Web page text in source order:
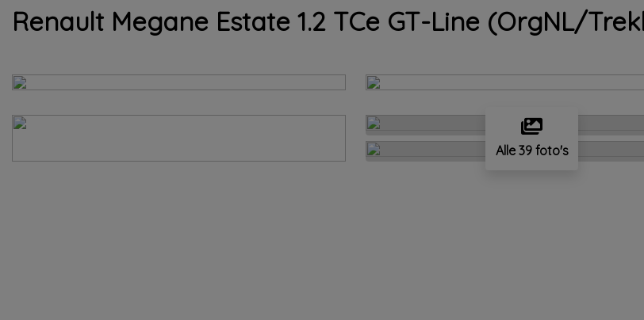
Renault Megane Estate 1.2 TCe GT-Line (OrgNL/
Alle 39 foto's